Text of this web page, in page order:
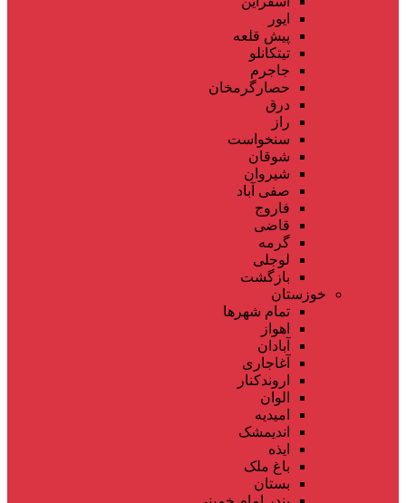
ایور
پیش قلعه
تیتکانلو
جاجرم
حصارگرمخان
درق
راز
سنخواست
شوقان
شیروان
صفی آباد
فاروج
قاضی
گرمه
لوجلی
بازگشت
خوزستان
تمام شهر‌ها
اهواز
آبادان
آغاجاری
اروندکنار
الوان
امیدیه
اندیمشک
ایذه
باغ ملک
بستان